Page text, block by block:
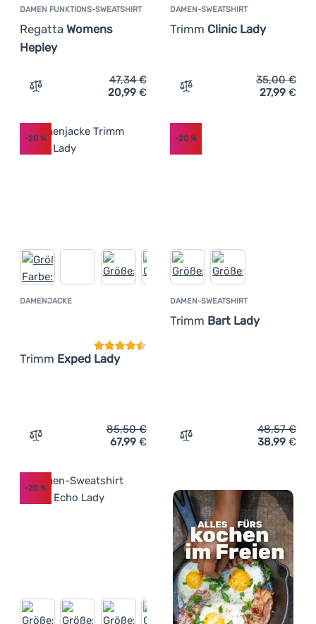
DAMEN FUNKTIONS-SWEATSHIRT
Regatta Womens
Hepley
Zum Vergleich 'Damen Funktions-Sweatshirt Regatta
47,34€
20,99 €
DAMEN-SWEATSHIRT
Trimm Clinic Lady
Zum Vergleich 'Damen-
35,00€
27,99 €
DAMENJACKE
Trimm Exped Lady
Kundenbewertung
-20 %
Zum Vergleich 'Damenjacke Trimm Exped Lady'
85,50€
67,99 €
DAMEN-SWEATSHIRT
Trimm Bart Lady
-20%
Zum Vergleich 'Damen-
48,57€
38,99 €
-20 %